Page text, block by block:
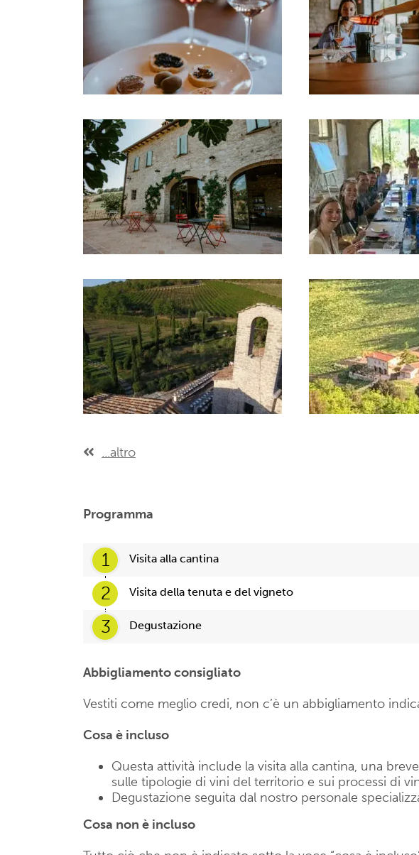
...altro
Programma
1 Visita alla cantina
2 Visita della tenuta e del vigneto
3 Degustazione
Abbigliamento consigliato
Vestiti come meglio credi, non c’è un abbigliamento
Cosa è incluso
Questa attività include la visita alla cantina, una
sulle tipologie di vini del territorio e sui processi di
Degustazione seguita dal nostro personale
Cosa non è incluso